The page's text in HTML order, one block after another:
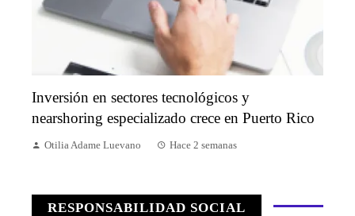
Inversión en sectores tecnológicos y
nearshoring especializado crece en Puerto Rico
Otilia Adame Luevano Hace 2 semanas
RESPONSABILIDAD SOCIAL